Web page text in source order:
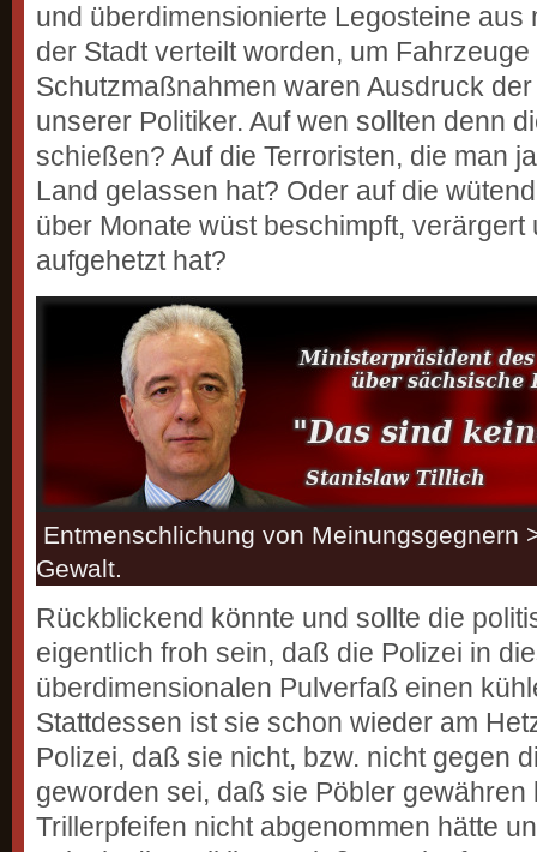
und überdimensionierte Legosteine aus
der Stadt verteilt worden, um
Schutzmaßnahmen waren Ausdruck
unserer Politiker. Auf wen sollten denn
schießen? Auf die Terroristen, die man
Land gelassen hat? Oder auf die
über Monate wüst beschimpft,
aufgehetzt hat?
Entmenschlichung von Meinungsgegnern
Gewalt.
Rückblickend könnte und sollte die
eigentlich froh sein, daß die Polizei in
überdimensionalen Pulverfaß einen
Stattdessen ist sie schon wieder am
Polizei, daß sie nicht, bzw. nicht gegen
geworden sei, daß sie Pöbler gewähren
Trillerpfeifen nicht abgenommen hätte